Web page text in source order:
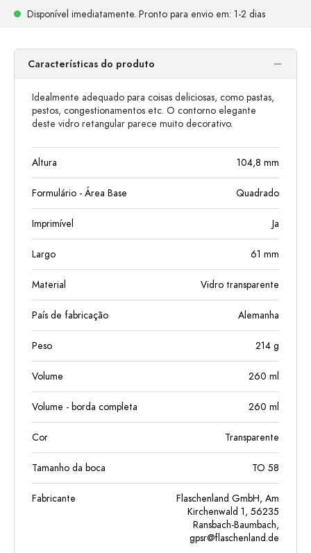
Disponível imediatamente. Pronto para envio em: 1-2 dias
Características do produto
Idealmente adequado para coisas deliciosas, como pastas,
pestos, congestionamentos etc. O contorno elegante
deste vidro retangular parece muito decorativo.
Altura 104,8 mm
Formulário - Área Base Quadrado
Imprimível Ja
Largo 61 mm
Material Vidro transparente
País de fabricação Alemanha
Peso 214 g
Volume 260 ml
Volume - borda completa 260 ml
Cor Transparente
Tamanho da boca TO 58
Fabricante
Flaschenland GmbH, Am
Kirchenwald 1, 56235
Ransbach-Baumbach,
gpsr@flaschenland.de